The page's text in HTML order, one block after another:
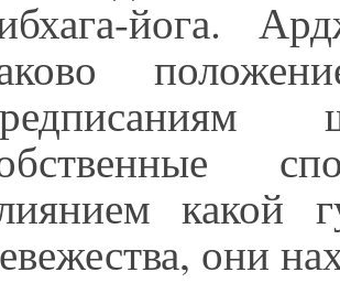
йога.
какой
они